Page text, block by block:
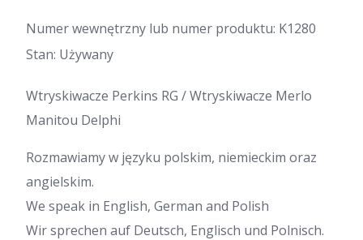
Numer wewnętrzny lub numer produktu: K1280
Stan: Używany
Wtryskiwacze Perkins RG / Wtryskiwacze Merlo
Manitou Delphi
Rozmawiamy w języku polskim, niemieckim oraz
angielskim.
We speak in English, German and Polish
Wir sprechen auf Deutsch, Englisch und Polnisch.